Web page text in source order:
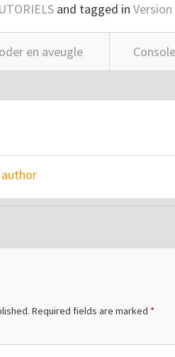
and tagged in Version
en aveugle
Required fields are marked *